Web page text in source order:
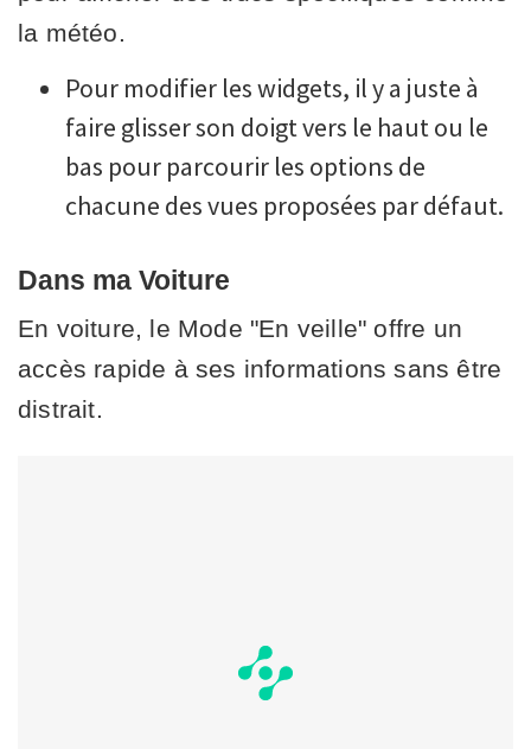
la météo.
Pour modifier les widgets, il y a juste à
faire glisser son doigt vers le haut ou le
bas pour parcourir les options de
chacune des vues proposées par défaut.
Dans ma Voiture
En voiture, le Mode "En veille" offre un
accès rapide à ses informations sans être
distrait.